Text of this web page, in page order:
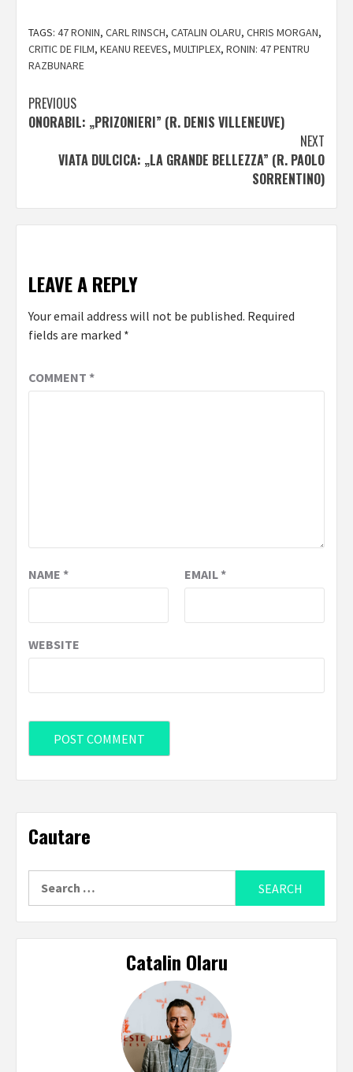
TAGS: 47 RONIN, CARL RINSCH, CATALIN OLARU, CHRIS MORGAN,
CRITIC DE FILM, KEANU REEVES, MULTIPLEX, RONIN: 47 PENTRU
RAZBUNARE
Post
navigation
PREVIOUS
ONORABIL: „PRIZONIERI” (R. DENIS VILLENEUVE)
NEXT
VIATA DULCICA: „LA GRANDE BELLEZZA” (R. PAOLO
SORRENTINO)
LEAVE A REPLY
Your email address will not be published. Required
fields are marked *
COMMENT *
NAME * EMAIL*
WEBSITE
Cautare
Catalin Olaru